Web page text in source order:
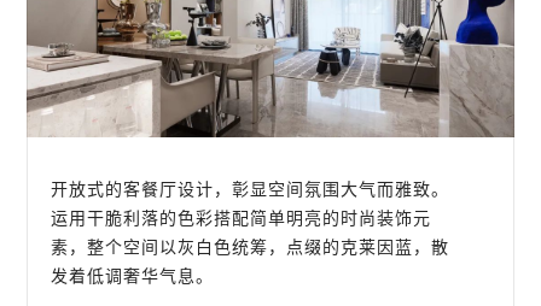
开放式的客餐厅设计，彰显空间氛围大气而雅致。
运用干脆利落的色彩搭配简单明亮的时尚装饰元
素，整个空间以灰白色统筹，点缀的克莱因蓝，散
发着低调奢华气息。